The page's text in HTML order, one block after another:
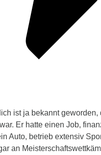
ist ja bekannt geworden,
Er hatte einen Job,
Auto, betrieb extensiv
an